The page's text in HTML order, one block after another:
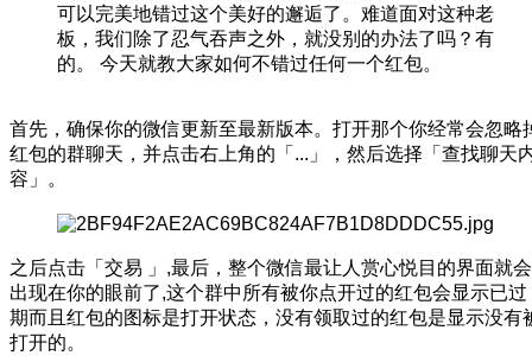
可以完美地错过这个美好的邂逅了。难道面对这种老
板，我们除了忍气吞声之外，就没别的办法了吗？有
的。 今天就教大家如何不错过任何一个红包。
首先，确保你的微信更新至最新版本。打开那个你经常会忽略
红包的群聊天，并点击右上角的「...」，然后选择「查找聊天
容」。
之后点击「交易 」,最后，整个微信最让人赏心悦目的界面就会
出现在你的眼前了,这个群中所有被你点开过的红包会显示已过
期而且红包的图标是打开状态，没有领取过的红包是显示没有
打开的。